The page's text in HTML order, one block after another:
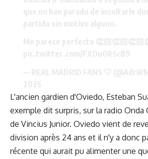
L'ancien gardien d'Oviedo, Esteban
exemple dit surpris, sur la radio Onda
de Vincius Junior. Oviedo vient de
division après 24 ans et il n'y a donc
récente qui aurait pu alimenter une